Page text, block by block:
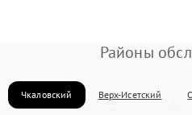
Районы
Чкаловский Верх-Исетский